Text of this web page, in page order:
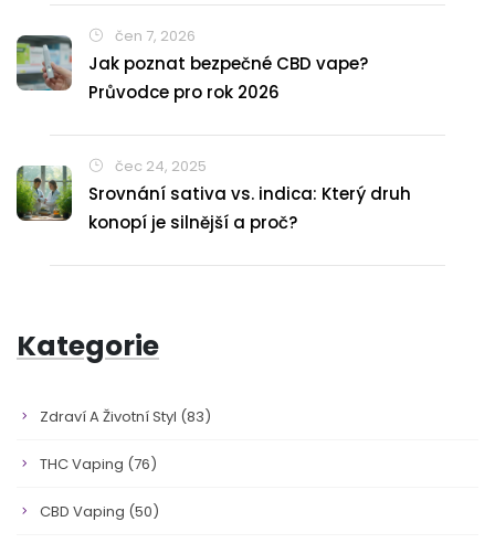
čen 7, 2026
Jak poznat bezpečné CBD vape?
Průvodce pro rok 2026
čec 24, 2025
Srovnání sativa vs. indica: Který druh
konopí je silnější a proč?
Kategorie
Zdraví A Životní Styl (83)
THC Vaping (76)
CBD Vaping (50)